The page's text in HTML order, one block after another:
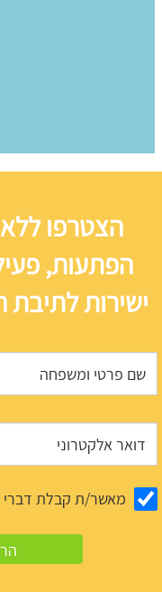
הצטרפו
הפתעות,
ישירות
מאשר/ת קבלת דברי